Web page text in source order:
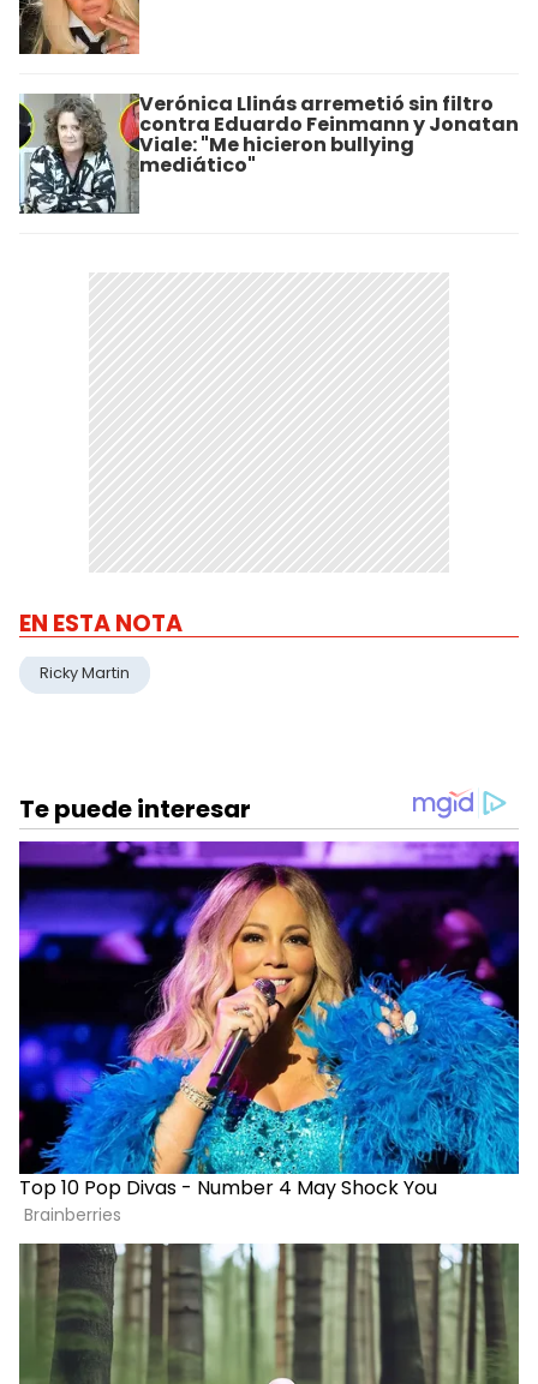
Verónica Llinás arremetió sin filtro
contra Eduardo Feinmann y Jonatan
Viale: "Me hicieron bullying
mediático"
EN ESTA NOTA
Ricky Martin